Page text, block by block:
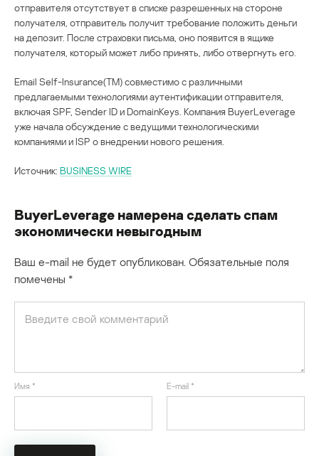
отправителя отсутствует в списке разрешенных на стороне
получателя, отправитель получит требование положить деньги
на депозит. После страховки письма, оно появится в ящике
получателя, который может либо принять, либо отвергнуть его.
Email Self-Insurance(TM) совместимо с различными
предлагаемыми технологиями аутентификации отправителя,
включая SPF, Sender ID и DomainKeys. Компания BuyerLeverage
уже начала обсуждение с ведущими технологическими
компаниями и ISP о внедрении нового решения.
Источник: BUSINESS WIRE
BuyerLeverage намерена сделать спам
экономически невыгодным
Ваш e-mail не будет опубликован. Обязательные поля
помечены *
Имя * E-mail *